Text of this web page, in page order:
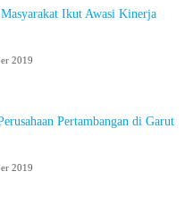
Ikut Awasi Kinerja
2019
Pertambangan di Garut
2019